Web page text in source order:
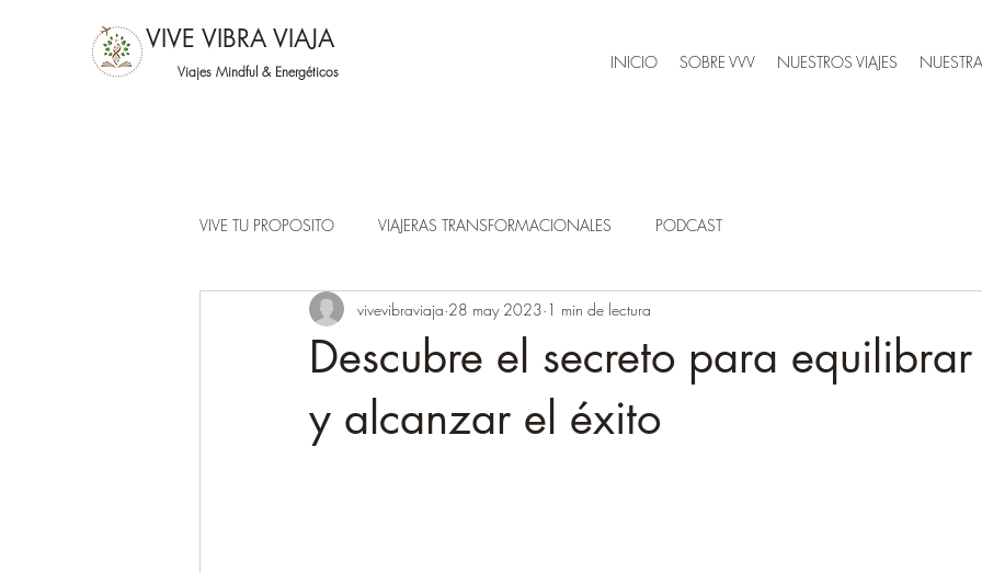
VIVE VIBRA VIAJA
Viajes Mindful & Energéticos INICIO SOBRE VVV NUESTROS VIAJES
VIVE TU PROPOSITO VIAJERAS TRANSFORMACIONALES PODCAST
Descubre el secreto para
y alcanzar el éxito
vivevibraviaja 28 may 2023 1 min de lectura